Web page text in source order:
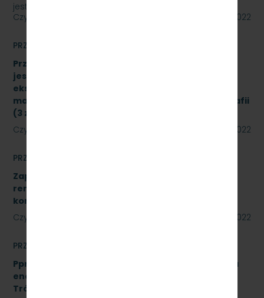
jest zakup i sukcesywne dostawy naturalnej wody…
Czytaj dalej
29 czerwca 2022
PRZETARGI
Przetarg nieograniczony, którego przedmiotem
jest sukcesywna dostawa materiałów
eksploatacyjnych do urządzeń drukujących,
materiałów biurowych oraz materiałów do poligrafii
(3 zadania) znak sprawy: SKMMU.086.34.22
Czytaj dalej
23 czerwca 2022
PRZETARGI
Zapytanie ofertowe na wykonanie prac
remontowych polegających na wykonaniu Sali
konferencyjnej w systemie ALU.
Czytaj dalej
22 czerwca 2022
PRZETARGI
Pprzetarg nieograniczonego na usługi doradztwa
energetycznego dla PKP Szybka Kolej Miejska w
Trójmieście Sp. z o.o. - znak: SKMMU.086.20.22